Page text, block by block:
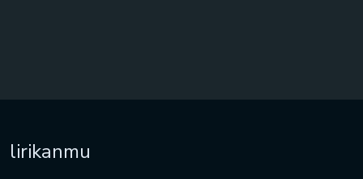
lirikanmu